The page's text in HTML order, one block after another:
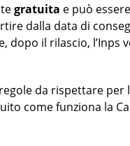
gratuita e può
dalla data di
dopo il rilascio, l’Inps
da rispettare per
come funziona la